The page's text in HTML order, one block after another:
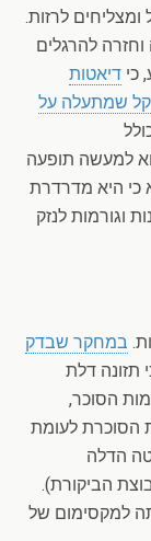
לרזות.
להרגלים
כי דיאטות
שמתעלה על
למעשה תופעה
כי היא מדרדרת
וגורמות לנזק
במחקר שבדק
תזונה דלת
הסוכר,
הסוכרת לעומת
הדיאטה הדלה
לסוכרתיים לעומת 14% מקבוצת הביקורת).
למקסימום של